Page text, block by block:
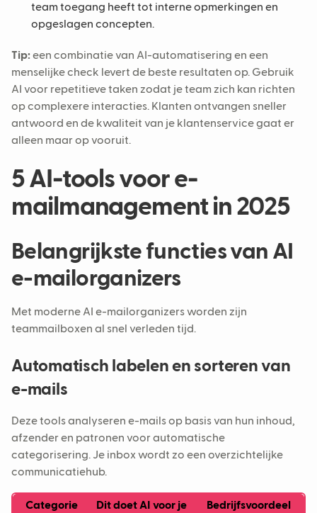
team toegang heeft tot interne opmerkingen en
opgeslagen concepten.
Tip:een combinatie van AI-automatisering en een
menselijke check levert de beste resultaten op. Gebruik
AI voor repetitieve taken zodat je team zich kan richten
op complexere interacties. Klanten ontvangen sneller
antwoord en de kwaliteit van je klantenservice gaat er
alleen maar op vooruit.
5 AI-tools voor e-
mailmanagement in 2025
Belangrijkste functies van AI
e-mailorganizers
Met moderne AI e-mailorganizers worden zijn
teammailboxen al snel verleden tijd.
Automatisch labelen en sorteren van
e-mails
Deze tools analyseren e-mails op basis van hun inhoud,
afzender en patronen voor automatische
categorisering. Je inbox wordt zo een overzichtelijke
communicatiehub.
Categorie Dit doet AI voor je Bedrijfsvoordeel